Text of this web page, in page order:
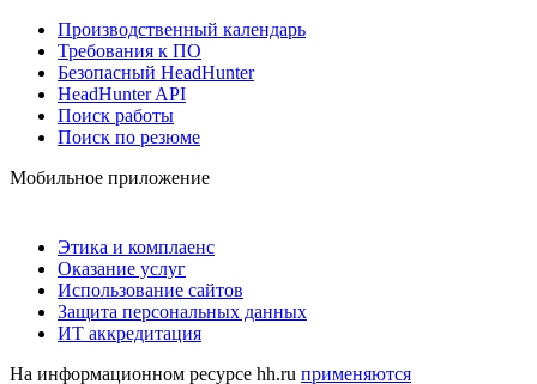
Производственный календарь
Требования к ПО
Безопасный HeadHunter
HeadHunter API
Поиск работы
Поиск по резюме
Мобильное приложение
Этика и комплаенс
Оказание услуг
Использование сайтов
Защита персональных данных
ИТ аккредитация
На информационном ресурсе hh.ru применяются